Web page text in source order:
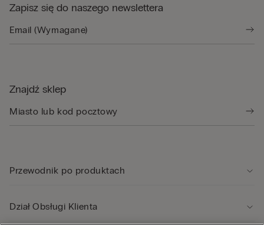
Zapisz się do naszego newslettera
Znajdź sklep
Przewodnik po produktach
Dział Obsługi Klienta